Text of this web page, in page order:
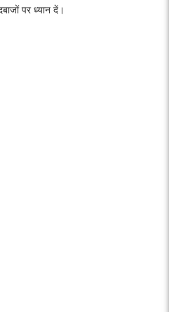
पर ध्यान दें।